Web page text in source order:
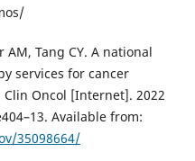
Tang CY. A national
services for cancer
Clin Oncol [Internet]. 2022
Available from:
35098664/